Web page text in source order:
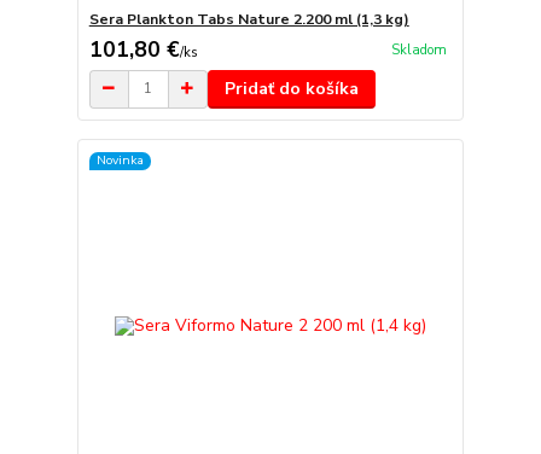
Sera Plankton Tabs Nature 2.200 ml (1,3 kg)
101,80 €/ks Skladom
Pridať do košíka
Novinka